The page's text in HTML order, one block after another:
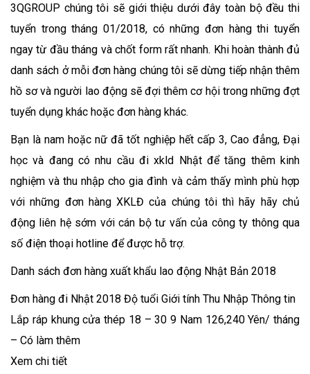
3QGROUP chúng tôi sẽ giới thiệu dưới đây toàn bộ đều thi
tuyển trong tháng 01/2018, có những đơn hàng thi tuyển
ngay từ đầu tháng và chốt form rất nhanh. Khi hoàn thành đủ
danh sách ở mỗi đơn hàng chúng tôi sẽ dừng tiếp nhận thêm
hồ sơ và người lao động sẽ đợi thêm cơ hội trong những đợt
tuyển dụng khác hoặc đơn hàng khác.
Bạn là nam hoặc nữ đã tốt nghiệp hết cấp 3, Cao đẳng, Đại
học và đang có nhu cầu đi xkld Nhật để tăng thêm kinh
nghiệm và thu nhập cho gia đình và cảm thấy mình phù hợp
với những đơn hàng XKLĐ của chúng tôi thì hãy hãy chủ
động liên hệ sớm với cán bộ tư vấn của công ty thông qua
số điện thoại hotline để được hỗ trợ.
Danh sách đơn hàng xuất khẩu lao động Nhật Bản 2018
Đơn hàng đi Nhật 2018 Độ tuổi Giới tính Thu Nhập Thông tin
Lắp ráp khung cửa thép 18 – 30 9 Nam 126,240 Yên/ tháng
– Có làm thêm
Xem chi tiết